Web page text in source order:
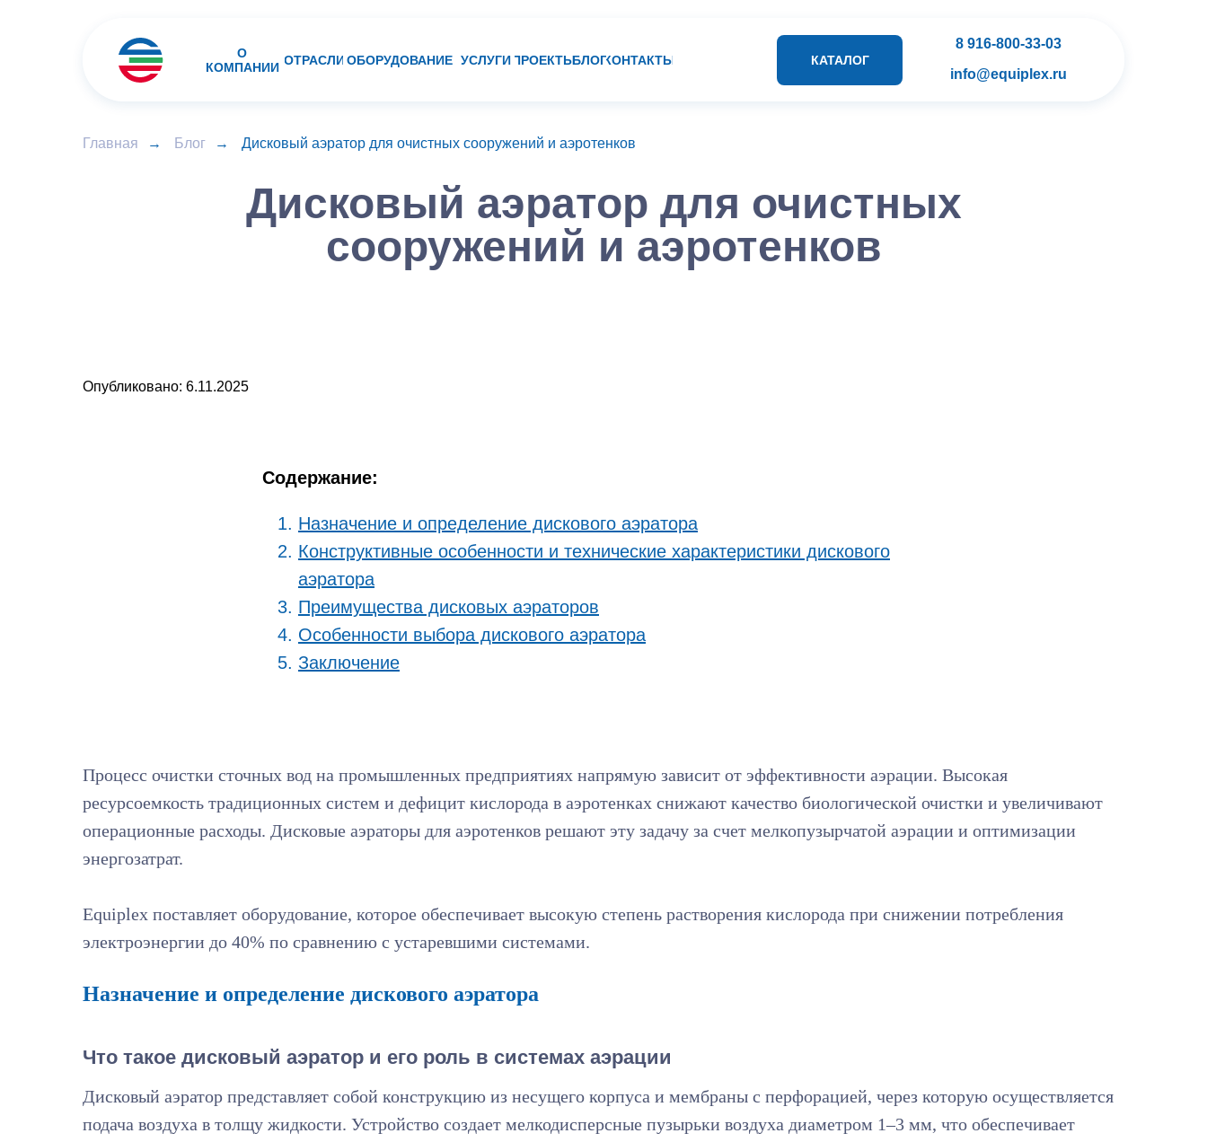
info@equiplex.ru
8 916-800-33-03
О
КОМПАНИИ ОТРАСЛИ ОБОРУДОВАНИЕ УСЛУГИ ПРОЕКТЫБЛОГКОНТАКТЫ КАТАЛОГ
Главная → Блог → Дисковый аэратор для очистных сооружений и аэротенков
Дисковый аэратор для очистных
сооружений и аэротенков
Опубликовано: 6.11.2025
Содержание:
Назначение и определение дискового аэратора
Конструктивные особенности и технические характеристики дискового
аэратора
Преимущества дисковых аэраторов
Особенности выбора дискового аэратора
Заключение
Процесс очистки сточных вод на промышленных предприятиях напрямую зависит от эффективности аэрации. Высокая
ресурсоемкость традиционных систем и дефицит кислорода в аэротенках снижают качество биологической очистки и увеличивают
операционные расходы. Дисковые аэраторы для аэротенков решают эту задачу за счет мелкопузырчатой аэрации и оптимизации
энергозатрат.
Equiplex поставляет оборудование, которое обеспечивает высокую степень растворения кислорода при снижении потребления
электроэнергии до 40% по сравнению с устаревшими системами.
Назначение и определение дискового аэратора
Что такое дисковый аэратор и его роль в системах аэрации
Дисковый аэратор представляет собой конструкцию из несущего корпуса и мембраны с перфорацией, через которую осуществляется
подача воздуха в толщу жидкости. Устройство создает мелкодисперсные пузырьки воздуха диаметром 1–3 мм, что обеспечивает